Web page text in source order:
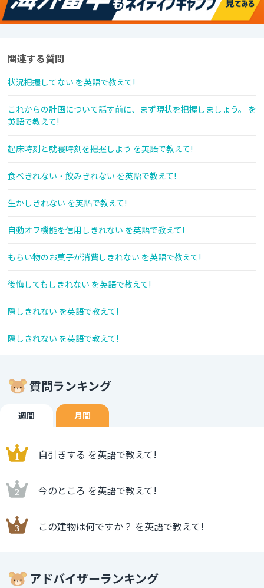
関連する質問
状況把握してない を英語で教えて!
これからの計画について話す前に、まず現状を把握しましょう。 を
英語で教えて!
起床時刻と就寝時刻を把握しよう を英語で教えて!
食べきれない・飲みきれない を英語で教えて!
生かしきれない を英語で教えて!
自動オフ機能を信用しきれない を英語で教えて!
もらい物のお菓子が消費しきれない を英語で教えて!
後悔してもしきれない を英語で教えて!
隠しきれない を英語で教えて!
隠しきれない を英語で教えて!
質問ランキング
週間 月間
自引きする を英語で教えて!
今のところ を英語で教えて!
この建物は何ですか？ を英語で教えて!
アドバイザーランキング